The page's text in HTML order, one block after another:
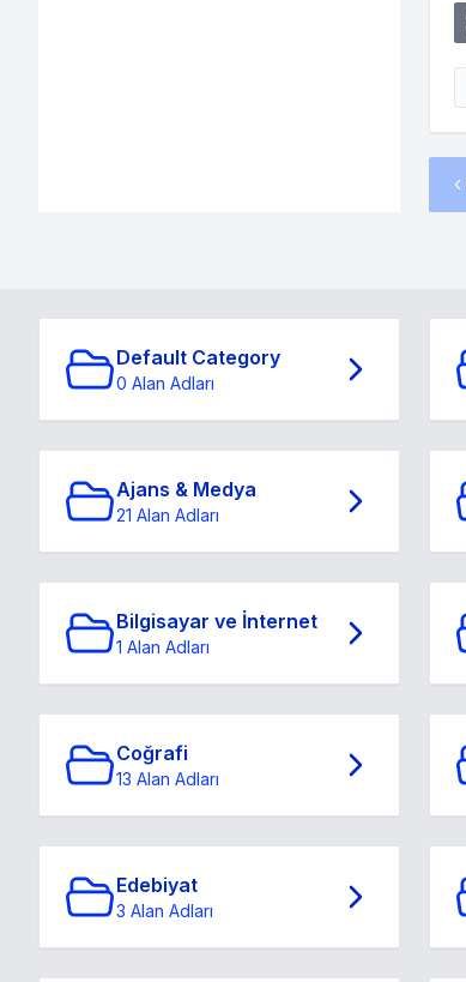
Default Category
0 Alan Adları
Ajans & Medya
21 Alan Adları
Bilgisayar ve İnternet
1 Alan Adları
Coğrafi
13 Alan Adları
Edebiyat
3 Alan Adları